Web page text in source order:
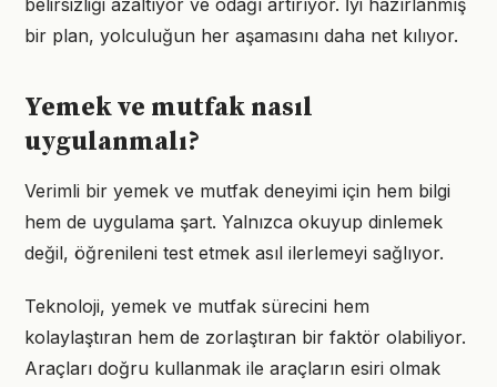
belirsizliği azaltıyor ve odağı artırıyor. İyi hazırlanmış
bir plan, yolculuğun her aşamasını daha net kılıyor.
Yemek ve mutfak nasıl
uygulanmalı?
Verimli bir yemek ve mutfak deneyimi için hem bilgi
hem de uygulama şart. Yalnızca okuyup dinlemek
değil, öğrenileni test etmek asıl ilerlemeyi sağlıyor.
Teknoloji, yemek ve mutfak sürecini hem
kolaylaştıran hem de zorlaştıran bir faktör olabiliyor.
Araçları doğru kullanmak ile araçların esiri olmak